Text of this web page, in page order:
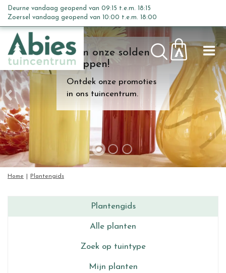
n
c
o
n
t
e
n
t
Kom onze solden
shoppen!
Ontdek onze promoties
in ons tuincentrum.
Home Plantengids
Deurne vandaag geopend van 09:15 t.e.m. 18:15
Zoersel vandaag geopend van 10:00 t.e.m. 18:00
Plantengids
Alle planten
Zoek op tuintype
Mijn planten